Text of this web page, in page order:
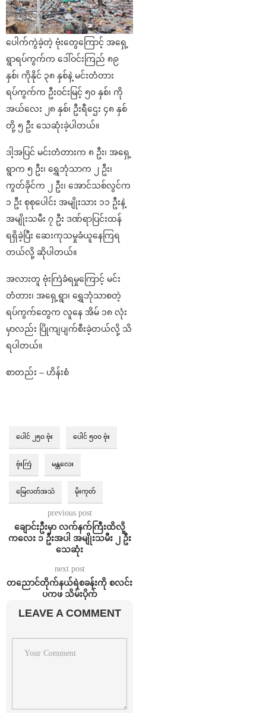
ပေါက်ကွဲခဲ့တဲ့ ဗုံးတွေကြောင့် အရှေ့
ရွာရပ်ကွက်က ဒေါ်ဝင်းကြည် ၈၉
နှစ်၊ ကိုနိုင် ၃၈ နှစ်နဲ့ မင်းတံတား
ရပ်ကွက်က ဦးဝင်းမြင့် ၅၀ နှစ်၊ ကို
အယ်လေး ၂၈ နှစ်၊ ဦးရီဌေး ၄၈ နှစ်
တို့ ၅ ဦး သေဆုံးခဲ့ပါတယ်။
ဒါ့အပြင် မင်းတံတားက ၈ ဦး၊ အရှေ့
ရွာက ၅ ဦး၊ ရွှေဘုံသာက ၂ ဦး၊
ကွတ်ခိုင်က ၂ ဦး၊ အောင်သစ်လွင်က
၁ ဦး စုစုပေါင်း အမျိုးသား ၁၁ ဦးနဲ့
အမျိုးသမီး ၇ ဦး ဒဏ်ရာပြင်းထန်
ရရှိခဲ့ပြီး ဆေးကုသမှုခံယူနေကြရ
တယ်လို့ ဆိုပါတယ်။
အလားတူ ဗုံးကြဲခံရမှုကြောင့် မင်း
တံတား၊ အရှေ့ရွာ၊ ရွှေဘုံသာစတဲ့
ရပ်ကွက်တွေက လူနေ အိမ် ၁၈ လုံး
မှာလည်း ပြိုကျပျက်စီးခဲ့တယ်လို့ သိ
ရပါတယ်။
စာတည်း – ဟိန်းစံ
ပေါင် ၂၅၀ ဗုံး ပေါင် ၅၀၀ ဗုံး
ဗုံးကြဲ မန္တလေး
မြေလတ်အသံ မိုးကုတ်
previous post
ချောင်းဦးမှာ လက်နက်ကြီးထိလို့
ကလေး ၁ ဦးအပါ အမျိုးသမီး ၂ ဦး
သေဆုံး
next post
တညောင်တိုက်နယ်ရဲစခန်းကို စလင်း
ပကဖ သိမ်းပိုက်
LEAVE A COMMENT